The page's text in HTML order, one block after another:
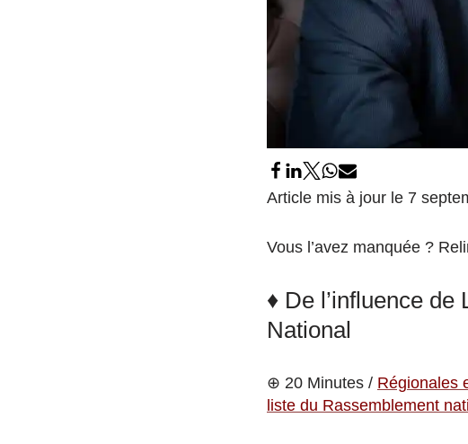
Article mis à jour le 7
Vous l’avez manquée ?
♦ De l’influence
National
⊕ 20 Minutes / Régionales
liste du Rassemblement